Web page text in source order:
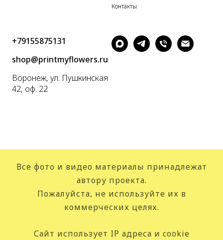
Контакты
+79155875131
shop@printmyflowers.ru
Воронеж, ул. Пушкинская
42, оф. 22
Все фото и видео материалы принадлежат
автору проекта.
Пожалуйста, не используйте их в
коммерческих целях.
Сайт использует IP адреса и cookie